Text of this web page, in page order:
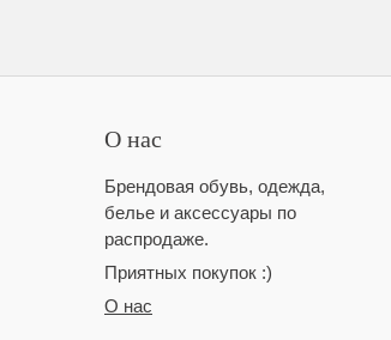
О нас
Брендовая обувь, одежда,
белье и аксессуары по
распродаже.
Приятных покупок :)
О нас